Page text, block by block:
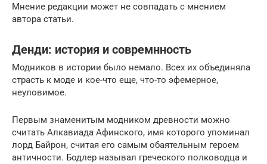
Мнение редакции может не совпадать с мнением
автора статьи.
Денди: история и совремнность
Модников в истории было немало. Всех их объединяла
страсть к моде и кое-что еще, что-то эфемерное,
неуловимое.
Первым знаменитым модником древности можно
считать Алкавиада Афинского, имя которого упоминал
лорд Байрон, считая его самым обаятельным героем
античности. Бодлер называл греческого полководца и